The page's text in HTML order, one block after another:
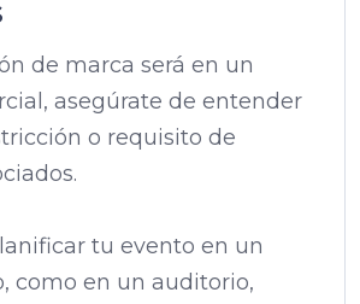
de marca será en un
asegúrate de entender
o requisito de
tu evento en un
como en un auditorio,